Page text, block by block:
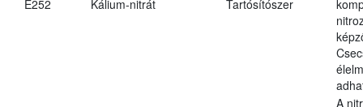
E252 Kálium-nitrát Tartósítószer
A